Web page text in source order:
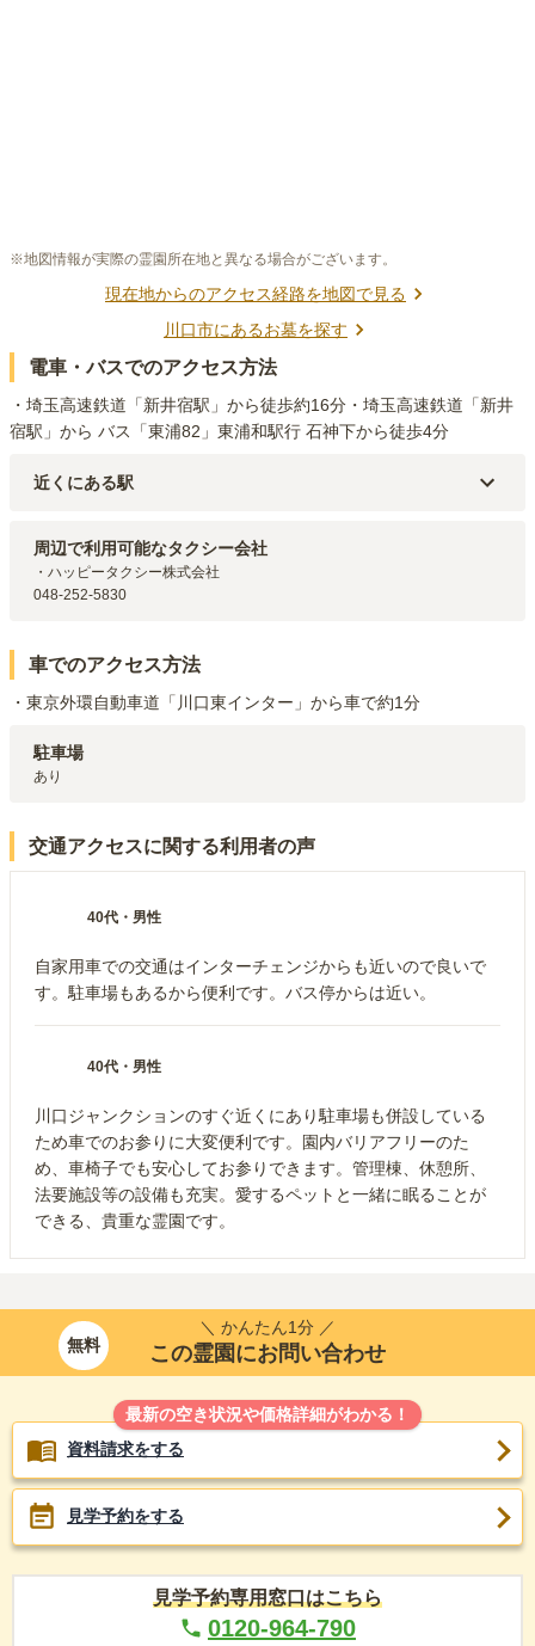
※地図情報が実際の霊園所在地と異なる場合がございます。
現在地からのアクセス経路を地図で見る
川口市にあるお墓を探す
電車・バスでのアクセス方法
・埼玉高速鉄道「新井宿駅」から徒歩約16分・埼玉高速鉄道「新井
宿駅」から バス「東浦82」東浦和駅行 石神下から徒歩4分
近くにある駅
周辺で利用可能なタクシー会社
・ハッピータクシー株式会社
048-252-5830
車でのアクセス方法
・東京外環自動車道「川口東インター」から車で約1分
駐車場
あり
交通アクセスに関する利用者の声
40代 ・ 男性
自家用車での交通はインターチェンジからも近いので良いで
す。駐車場もあるから便利です。バス停からは近い。
40代 ・ 男性
川口ジャンクションのすぐ近くにあり駐車場も併設している
ため車でのお参りに大変便利です。園内バリアフリーのた
め、車椅子でも安心してお参りできます。管理棟、休憩所、
法要施設等の設備も充実。愛するペットと一緒に眠ることが
できる、貴重な霊園です。
無料
＼ かんたん1分 ／
この霊園にお問い合わせ
最新の空き状況や価格詳細がわかる！
資料請求をする
見学予約をする
見学予約専用窓口はこちら
0120-964-790